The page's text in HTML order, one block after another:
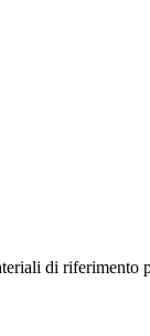
di riferimento